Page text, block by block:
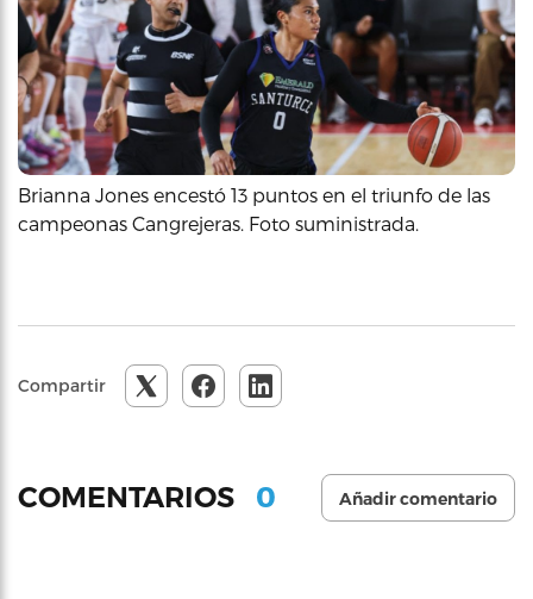
Brianna Jones encestó 13 puntos en el triunfo de las
campeonas Cangrejeras. Foto suministrada.
Compartir
COMENTARIOS 0 Añadir comentario